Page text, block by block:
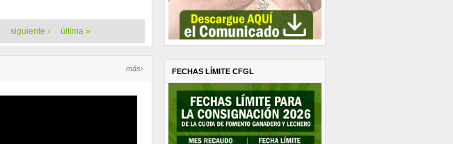
siguiente › última »
más› FECHAS LÍMITE CFGL